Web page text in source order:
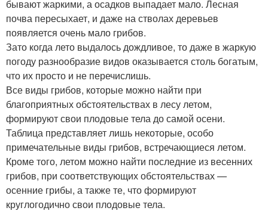
бывают жаркими, а осадков выпадает мало. Лесная
почва пересыхает, и даже на стволах деревьев
появляется очень мало грибов.
Зато когда лето выдалось дождливое, то даже в жаркую
погоду разнообразие видов оказывается столь богатым,
что их просто и не перечислишь.
Все виды грибов, которые можно найти при
благоприятных обстоятельствах в лесу летом,
формируют свои плодовые тела до самой осени.
Таблица представляет лишь некоторые, особо
примечательные виды грибов, встречающиеся летом.
Кроме того, летом можно найти последние из весенних
грибов, при соответствующих обстоятельствах —
осенние грибы, а также те, что формируют
круглогодично свои плодовые тела.